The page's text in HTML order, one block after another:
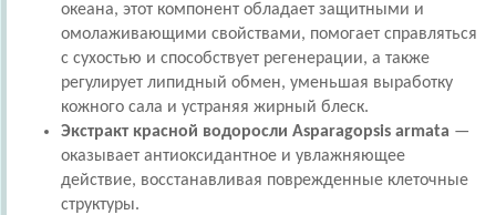
океана, этот компонент обладает защитными и
омолаживающими свойствами, помогает справляться
с сухостью и способствует регенерации, а также
регулирует липидный обмен, уменьшая выработку
кожного сала и устраняя жирный блеск.
Экстракт красной водоросли Asparagopsis armata —
оказывает антиоксидантное и увлажняющее
действие, восстанавливая поврежденные клеточные
структуры.